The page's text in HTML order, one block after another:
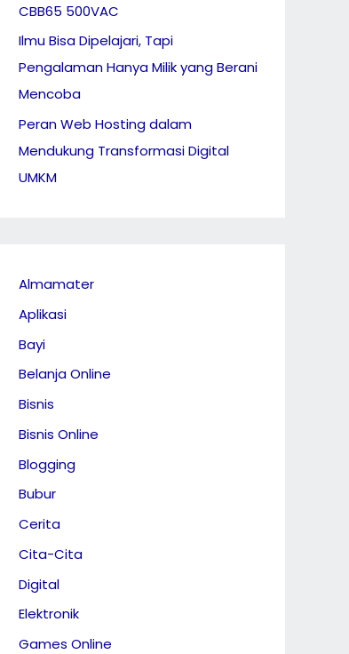
CBB65 500VAC
Ilmu Bisa Dipelajari, Tapi
Pengalaman Hanya Milik yang Berani
Mencoba
Peran Web Hosting dalam
Mendukung Transformasi Digital
UMKM
Almamater
Aplikasi
Bayi
Belanja Online
Bisnis
Bisnis Online
Blogging
Bubur
Cerita
Cita-Cita
Digital
Elektronik
Games Online